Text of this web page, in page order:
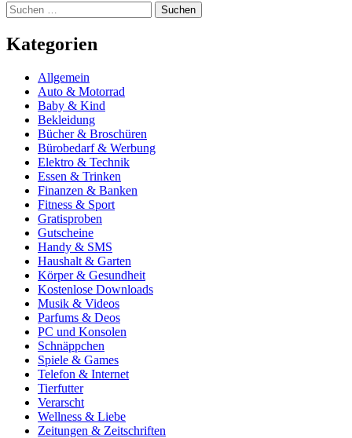
Suchen
nach:
Kategorien
Allgemein
Auto & Motorrad
Baby & Kind
Bekleidung
Bücher & Broschüren
Bürobedarf & Werbung
Elektro & Technik
Essen & Trinken
Finanzen & Banken
Fitness & Sport
Gratisproben
Gutscheine
Handy & SMS
Haushalt & Garten
Körper & Gesundheit
Kostenlose Downloads
Musik & Videos
Parfums & Deos
PC und Konsolen
Schnäppchen
Spiele & Games
Telefon & Internet
Tierfutter
Verarscht
Wellness & Liebe
Zeitungen & Zeitschriften